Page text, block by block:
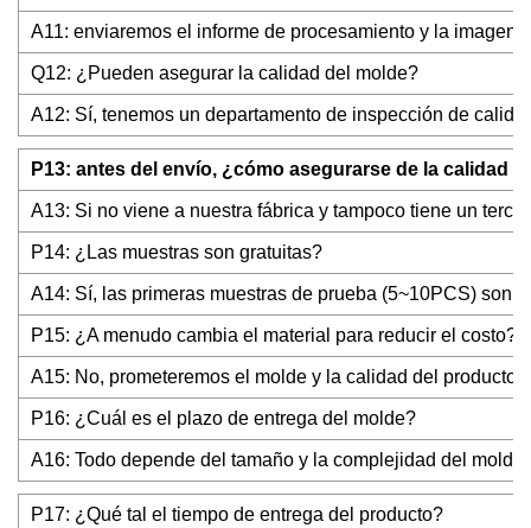
A11: enviaremos el informe de procesamiento y la
Q12: ¿Pueden asegurar la calidad del molde?
A12: Sí, tenemos un departamento de inspección de
P13: antes del envío, ¿cómo asegurarse de la calidad
A13: Si no viene a nuestra fábrica y tampoco tiene un
P14: ¿Las muestras son gratuitas?
A14: Sí, las primeras muestras de prueba (5~10PCS) son
P15: ¿A menudo cambia el material para reducir el costo?
A15: No, prometeremos el molde y la calidad del
P16: ¿Cuál es el plazo de entrega del molde?
A16: Todo depende del tamaño y la complejidad del
P17: ¿Qué tal el tiempo de entrega del producto?